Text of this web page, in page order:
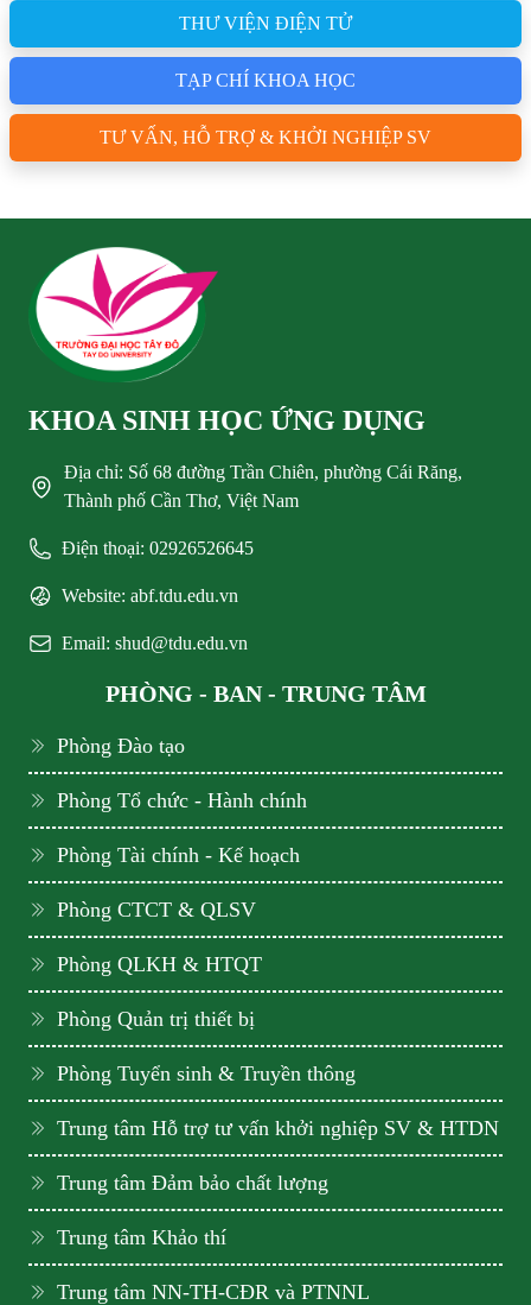
THƯ VIỆN ĐIỆN TỬ
TẠP CHÍ KHOA HỌC
TƯ VẤN, HỖ TRỢ & KHỞI NGHIỆP SV
KHOA SINH HỌC ỨNG DỤNG
Địa chỉ: Số 68 đường Trần Chiên, phường Cái Răng,
Thành phố Cần Thơ, Việt Nam
Điện thoại: 02926526645
Website: abf.tdu.edu.vn
Email: shud@tdu.edu.vn
PHÒNG - BAN - TRUNG TÂM
Phòng Đào tạo
Phòng Tổ chức - Hành chính
Phòng Tài chính - Kế hoạch
Phòng CTCT & QLSV
Phòng QLKH & HTQT
Phòng Quản trị thiết bị
Phòng Tuyển sinh & Truyền thông
Trung tâm Hỗ trợ tư vấn khởi nghiệp SV & HTDN
Trung tâm Đảm bảo chất lượng
Trung tâm Khảo thí
Trung tâm NN-TH-CĐR và PTNNL